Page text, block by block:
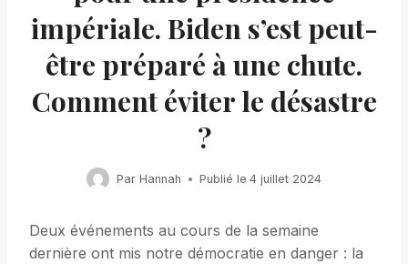
impériale. Biden s’est peut-
être préparé à une chute.
Comment éviter le désastre
?
Par Hannah Publié le 4 juillet 2024
Deux événements au cours de la semaine
dernière ont mis notre démocratie en danger : la